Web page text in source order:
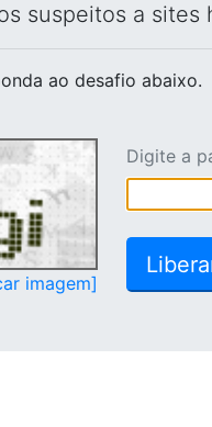
suspeitos a sites
ao desafio abaixo.
imagem]
Digite a